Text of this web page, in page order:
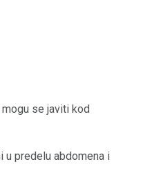
mogu se javiti kod
u predelu abdomena i